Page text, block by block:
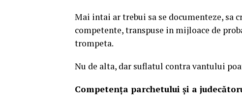
Mai intai ar trebui sa se documenteze,
competente, transpuse in mijloace de
trompeta.
Nu de alta, dar suflatul contra vantului
Competența parchetului și a